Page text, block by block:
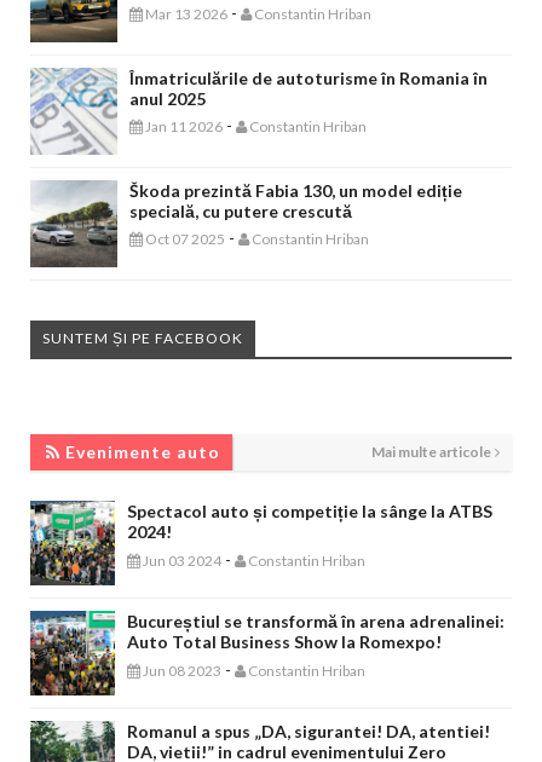
Mar 13 2026 - Constantin Hriban
Înmatriculările de autoturisme în Romania în
anul 2025
Jan 11 2026 - Constantin Hriban
Škoda prezintă Fabia 130, un model ediție
specială, cu putere crescută
Oct 07 2025 - Constantin Hriban
SUNTEM ȘI PE FACEBOOK
Evenimente auto Mai multe articole
Spectacol auto și competiție la sânge la ATBS
2024!
Jun 03 2024 - Constantin Hriban
Bucureștiul se transformă în arena adrenalinei:
Auto Total Business Show la Romexpo!
Jun 08 2023 - Constantin Hriban
Romanul a spus „DA, sigurantei! DA, atentiei!
DA, vietii!” in cadrul evenimentului Zero